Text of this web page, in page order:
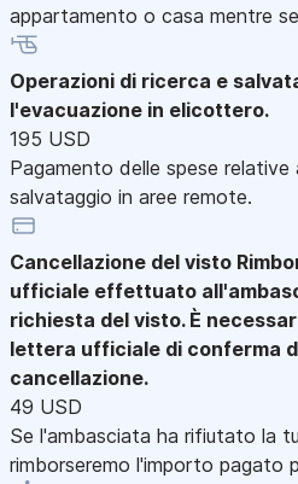
appartamento o casa mentre
Operazioni di ricerca e
l'evacuazione in elicottero.
195 USD
Pagamento delle spese
salvataggio in aree remote.
Cancellazione del visto
ufficiale effettuato
richiesta del visto. È
lettera ufficiale di conferma
cancellazione.
49 USD
Se l'ambasciata ha rifiutato la
rimborseremo l'importo pagato